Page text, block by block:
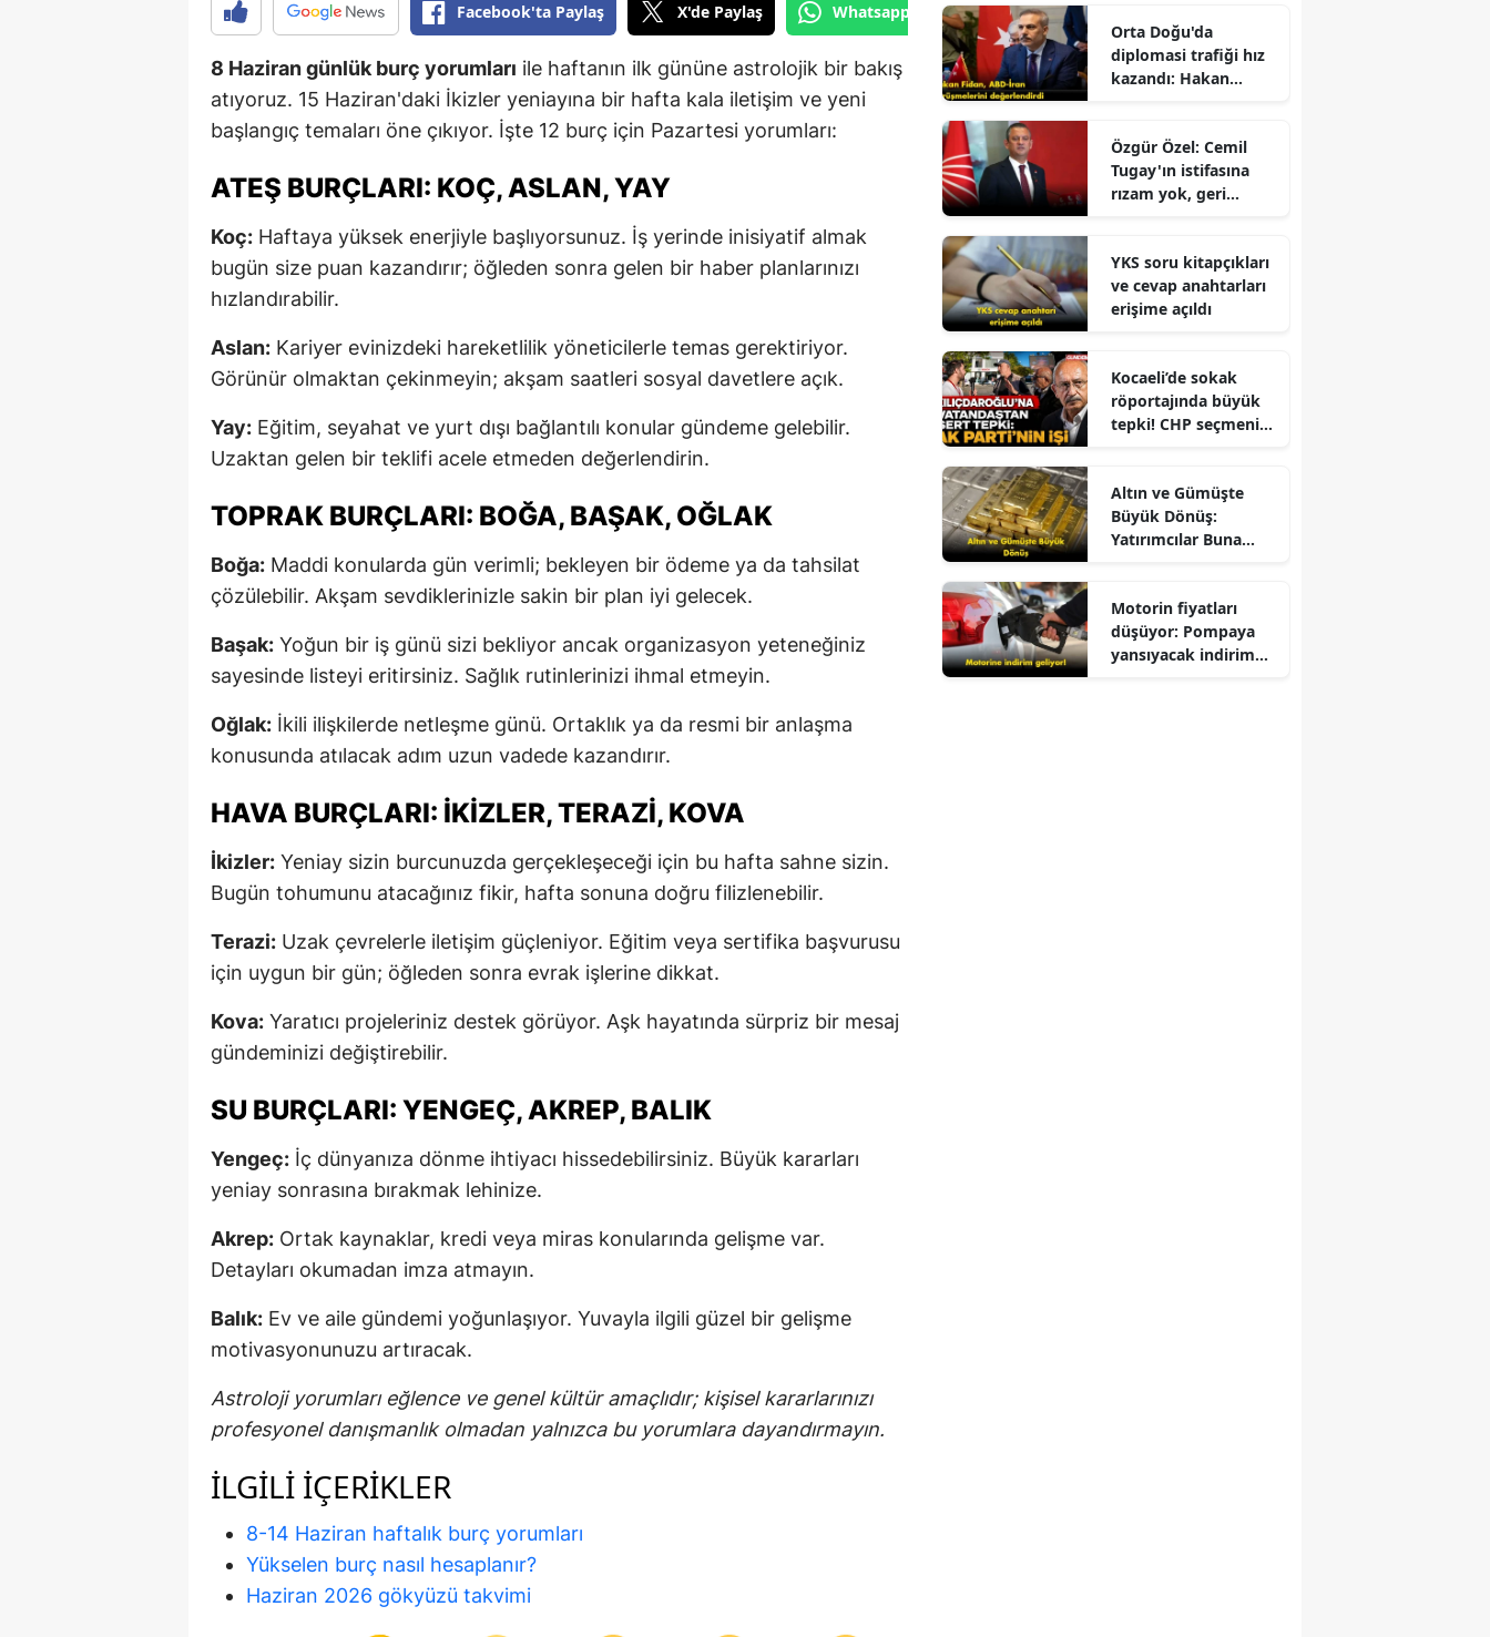
Erzurum
Eskişehir
Gümüşhane
Manisa
Mardin
Siirt
Facebook'ta Paylaş X'de Paylaş Whatsapp'tan Gönder
8 Haziran günlük burç yorumları ile haftanın ilk gününe astrolojik bir bakış
atıyoruz. 15 Haziran'daki İkizler yeniayına bir hafta kala iletişim ve yeni
başlangıç temaları öne çıkıyor. İşte 12 burç için Pazartesi yorumları:
ATEŞ BURÇLARI: KOÇ, ASLAN, YAY
Koç: Haftaya yüksek enerjiyle başlıyorsunuz. İş yerinde inisiyatif almak
bugün size puan kazandırır; öğleden sonra gelen bir haber planlarınızı
hızlandırabilir.
Aslan: Kariyer evinizdeki hareketlilik yöneticilerle temas gerektiriyor.
Görünür olmaktan çekinmeyin; akşam saatleri sosyal davetlere açık.
Yay: Eğitim, seyahat ve yurt dışı bağlantılı konular gündeme gelebilir.
Uzaktan gelen bir teklifi acele etmeden değerlendirin.
TOPRAK BURÇLARI: BOĞA, BAŞAK, OĞLAK
Boğa: Maddi konularda gün verimli; bekleyen bir ödeme ya da tahsilat
çözülebilir. Akşam sevdiklerinizle sakin bir plan iyi gelecek.
Başak: Yoğun bir iş günü sizi bekliyor ancak organizasyon yeteneğiniz
sayesinde listeyi eritirsiniz. Sağlık rutinlerinizi ihmal etmeyin.
Oğlak: İkili ilişkilerde netleşme günü. Ortaklık ya da resmi bir anlaşma
konusunda atılacak adım uzun vadede kazandırır.
HAVA BURÇLARI: İKIZLER, TERAZI, KOVA
İkizler: Yeniay sizin burcunuzda gerçekleşeceği için bu hafta sahne sizin.
Bugün tohumunu atacağınız fikir, hafta sonuna doğru filizlenebilir.
Terazi: Uzak çevrelerle iletişim güçleniyor. Eğitim veya sertifika başvurusu
için uygun bir gün; öğleden sonra evrak işlerine dikkat.
Kova: Yaratıcı projeleriniz destek görüyor. Aşk hayatında sürpriz bir mesaj
gündeminizi değiştirebilir.
SU BURÇLARI: YENGEÇ, AKREP, BALIK
Yengeç: İç dünyanıza dönme ihtiyacı hissedebilirsiniz. Büyük kararları
yeniay sonrasına bırakmak lehinize.
Akrep: Ortak kaynaklar, kredi veya miras konularında gelişme var.
Detayları okumadan imza atmayın.
Balık: Ev ve aile gündemi yoğunlaşıyor. Yuvayla ilgili güzel bir gelişme
motivasyonunuzu artıracak.
Astroloji yorumları eğlence ve genel kültür amaçlıdır; kişisel kararlarınızı
profesyonel danışmanlık olmadan yalnızca bu yorumlara dayandırmayın.
İLGILI IÇERIKLER
8-14 Haziran haftalık burç yorumları
Yükselen burç nasıl hesaplanır?
Haziran 2026 gökyüzü takvimi
Orta Doğu'da
diplomasi trafiği hız
kazandı: Hakan
Özgür Özel: Cemil
Tugay'ın istifasına
rızam yok, geri
YKS soru kitapçıkları
ve cevap anahtarları
erişime açıldı
Kocaeli’de sokak
röportajında büyük
tepki! CHP seçmeni
Altın ve Gümüşte
Büyük Dönüş:
Yatırımcılar Buna
Motorin fiyatları
düşüyor: Pompaya
yansıyacak indirim